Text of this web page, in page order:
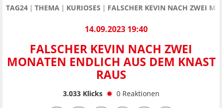
TAG24 THEMA KURIOSES FALSCHER KEVIN NACH ZWEI
14.09.2023 19:40
FALSCHER KEVIN NACH ZWEI
MONATEN ENDLICH AUS DEM KNAST
RAUS
3.033Klicks 0 Reaktionen